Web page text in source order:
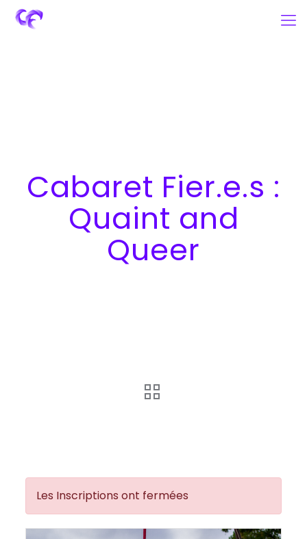
Cabaret Fier.e.s :
Quaint and
Queer
Les Inscriptions ont fermées